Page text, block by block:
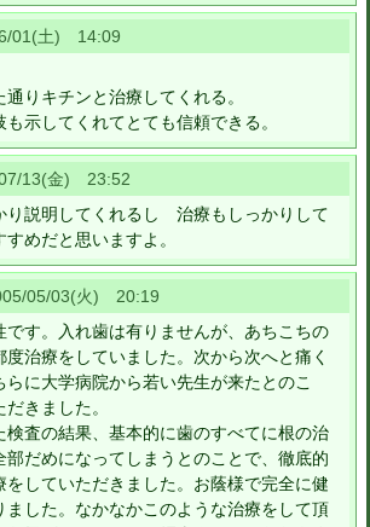
01(土) 14:09
りキチンと治療してくれる。
示してくれてとても信頼できる。
13(金) 23:52
り説明してくれるし 治療もしっかりして
めだと思いますよ。
05/03(火) 20:19
です。入れ歯は有りませんが、あちこちの
治療をしていました。次から次へと痛く
らに大学病院から若い先生が来たとのこ
きました。
検査の結果、基本的に歯のすべてに根の治
部だめになってしまうとのことで、徹底的
をしていただきました。お蔭様で完全に健
ました。なかなかこのような治療をして頂